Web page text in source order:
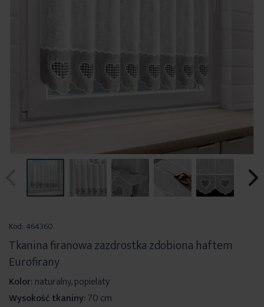
początek
galerii
Kod: 464360
Tkanina firanowa zazdrostka zdobiona haftem
Eurofirany
Kolor:naturalny, popielaty
Wysokość tkaniny:70 cm